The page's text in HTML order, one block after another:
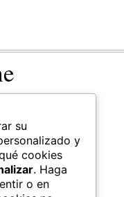
su
y
cookies
. Haga
o en